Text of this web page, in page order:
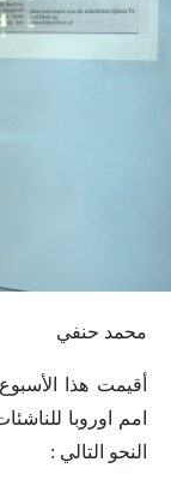
محمد حنفي
أقيمت هذا
النحو التالي :